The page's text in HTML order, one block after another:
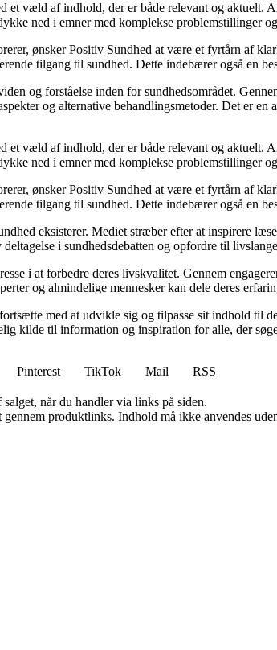
et væld af indhold, der er både relevant og
ned i emner med komplekse problemstillinger
ønsker Positiv Sundhed at være et fyrtårn af
tilgang til sundhed. Dette indebærer også en
og forståelse inden for sundhedsområdet.
og alternative behandlingsmetoder. Det er
et væld af indhold, der er både relevant og
ned i emner med komplekse problemstillinger
ønsker Positiv Sundhed at være et fyrtårn af
tilgang til sundhed. Dette indebærer også en
eksisterer. Mediet stræber efter at inspirere
i sundhedsdebatten og opfordre til
i at forbedre deres livskvalitet. Gennem
og almindelige mennesker kan dele deres
med at udvikle sig og tilpasse sit indhold til
kilde til information og inspiration for alle, der
Pinterest TikTok Mail
RSS
når du handler via links på siden.
produktlinks. Indhold må ikke anvendes